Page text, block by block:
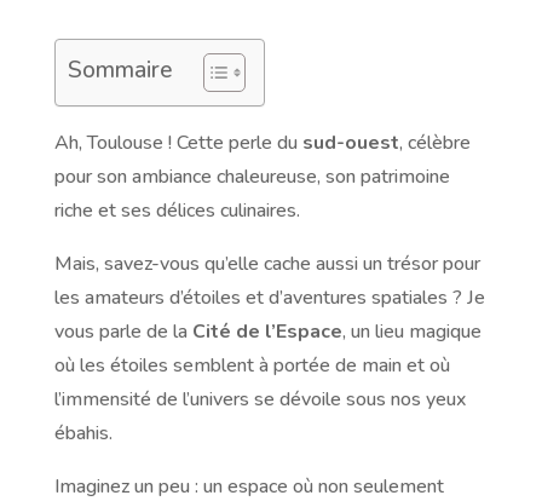
Sommaire
Ah, Toulouse ! Cette perle du sud-ouest, célèbre
pour son ambiance chaleureuse, son patrimoine
riche et ses délices culinaires.
Mais, savez-vous qu’elle cache aussi un trésor pour
les amateurs d’étoiles et d’aventures spatiales ? Je
vous parle de la Cité de l’Espace, un lieu magique
où les étoiles semblent à portée de main et où
l’immensité de l’univers se dévoile sous nos yeux
ébahis.
Imaginez un peu : un espace où non seulement